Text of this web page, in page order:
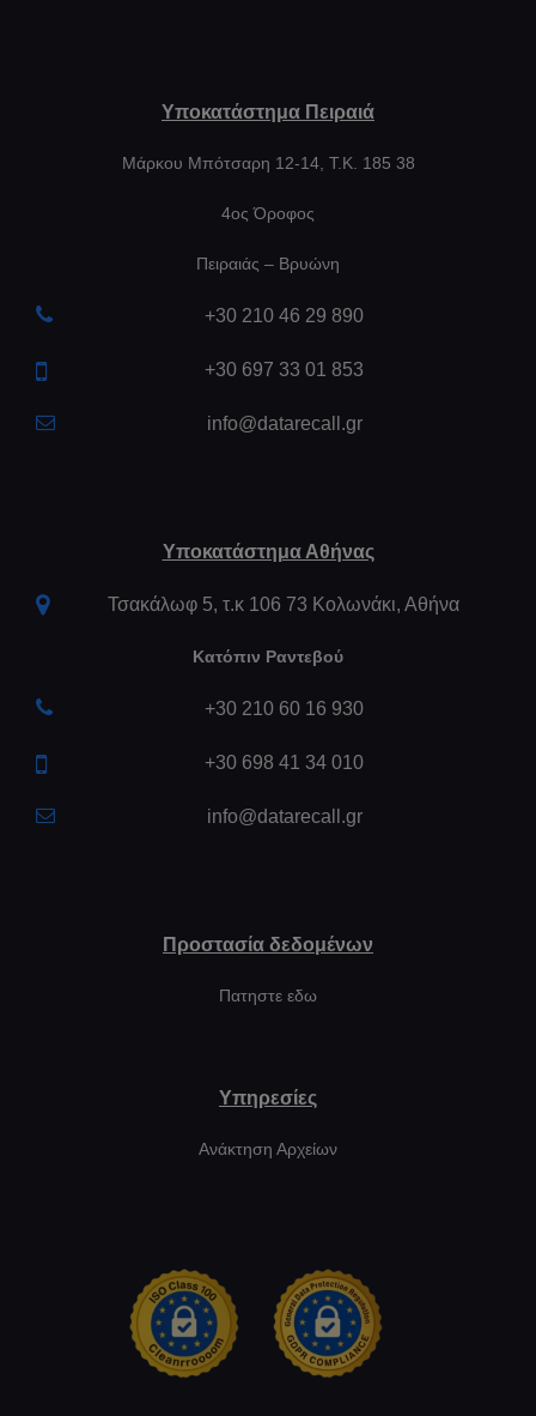
Υποκατάστημα Πειραιά
Μάρκου Μπότσαρη 12-14, Τ.Κ. 185 38
4ος Όροφος
Πειραιάς – Βρυώνη
+30 210 46 29 890
+30 697 33 01 853
info@datarecall.gr
Υποκατάστημα Αθήνας
Τσακάλωφ 5, τ.κ 106 73 Κολωνάκι, Αθήνα
Κατόπιν Ραντεβού
+30 210 60 16 930
+30 698 41 34 010
info@datarecall.gr
Προστασία δεδομένων
Πατηστε εδω
Υπηρεσίες
Ανάκτηση Αρχείων